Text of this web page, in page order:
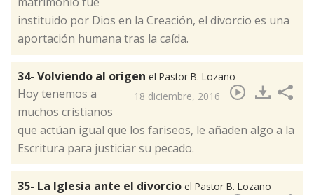
instituido por Dios en la Creación, el divorcio es una
aportación humana tras la caída.​
34- Volviendo al origen el Pastor B. Lozano
18 diciembre, 2016
Hoy tenemos a
muchos cristianos
que actúan igual que los fariseos, le añaden algo a la
Escritura para justiciar su pecado.​
35- La Iglesia ante el divorcio el Pastor B. Lozano